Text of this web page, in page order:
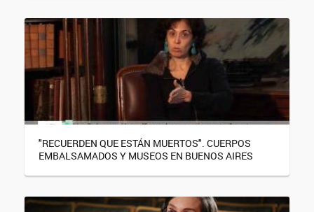
"RECUERDEN QUE ESTÁN MUERTOS". CUERPOS
EMBALSAMADOS Y MUSEOS EN BUENOS AIRES